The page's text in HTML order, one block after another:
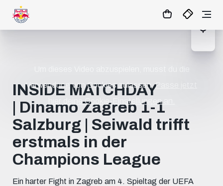
Verwendung von Cookies zulassen.Passe jetzt
hier deine Cookie-Einstellungen an.
INSIDE MATCHDAY
| Dinamo Zagreb 1-1
Salzburg | Seiwald trifft
erstmals in der
Champions League
Ein harter Fight in Zagreb am 4. Spieltag der UEFA